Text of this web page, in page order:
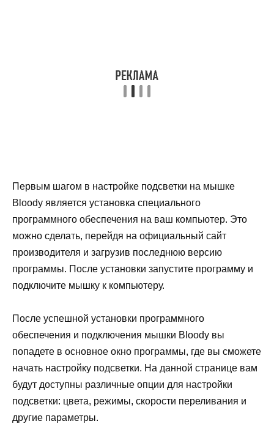
Первым шагом в настройке подсветки на мышке
Bloody является установка специального
программного обеспечения на ваш компьютер. Это
можно сделать, перейдя на официальный сайт
производителя и загрузив последнюю версию
программы. После установки запустите программу и
подключите мышку к компьютеру.
После успешной установки программного
обеспечения и подключения мышки Bloody вы
попадете в основное окно программы, где вы сможете
начать настройку подсветки. На данной странице вам
будут доступны различные опции для настройки
подсветки: цвета, режимы, скорости переливания и
другие параметры.